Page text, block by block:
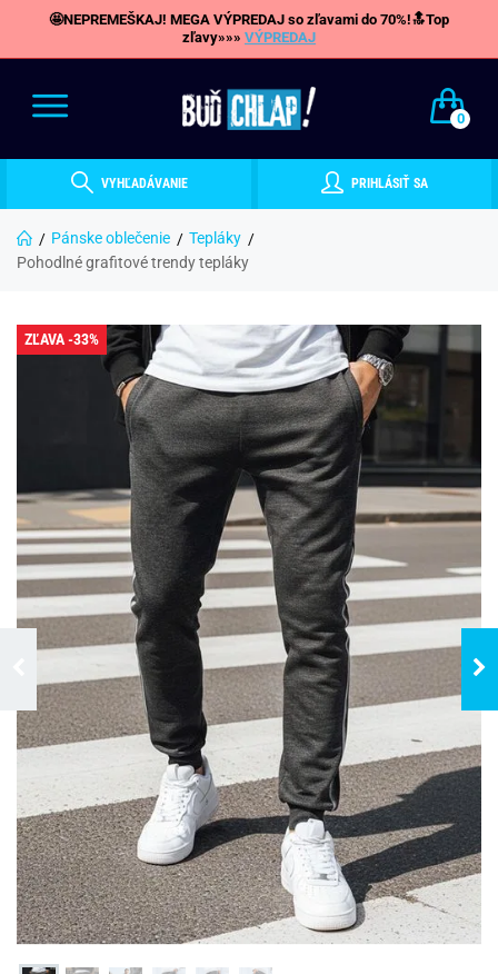
🤩NEPREMEŠKAJ! MEGA VÝPREDAJ so zľavami do 70%!🔝Top
zľavy»»» VÝPREDAJ
0
VYHĽADÁVANIE PRIHLÁSIŤ SA
Pánske oblečenie
Tepláky
Pohodlné grafitové trendy tepláky
ZĽAVA -33%